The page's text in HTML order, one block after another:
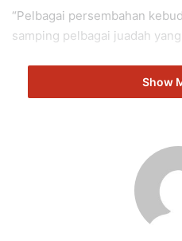
“Pelbagai persembahan
samping pelbagai juadah yang
“Program ini juga dapat
menguatkan perpaduan
Show